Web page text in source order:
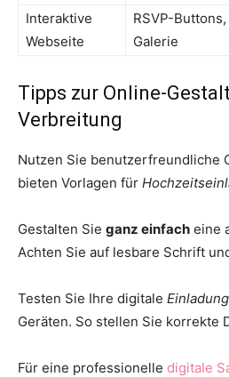
Interaktive
Webseite
RSVP-Buttons,
Galerie
Tipps zur Online-
Verbreitung
Nutzen Sie benutzerfreundliche
bieten Vorlagen für
Gestalten Sie ganz einfach eine
Achten Sie auf lesbare Schrift
Testen Sie Ihre digitale Einladung
Geräten. So stellen Sie korrekte
Für eine professionelle digitale